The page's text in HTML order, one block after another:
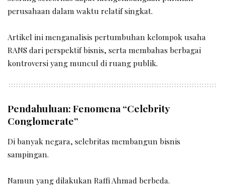
perusahaan dalam waktu relatif singkat.
Artikel ini menganalisis pertumbuhan kelompok usaha
RANS dari perspektif bisnis, serta membahas berbagai
kontroversi yang muncul di ruang publik.
Pendahuluan: Fenomena “Celebrity
Conglomerate”
Di banyak negara, selebritas membangun bisnis
sampingan.
Namun yang dilakukan Raffi Ahmad berbeda.